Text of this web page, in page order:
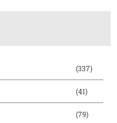
(337)
(41)
(79)